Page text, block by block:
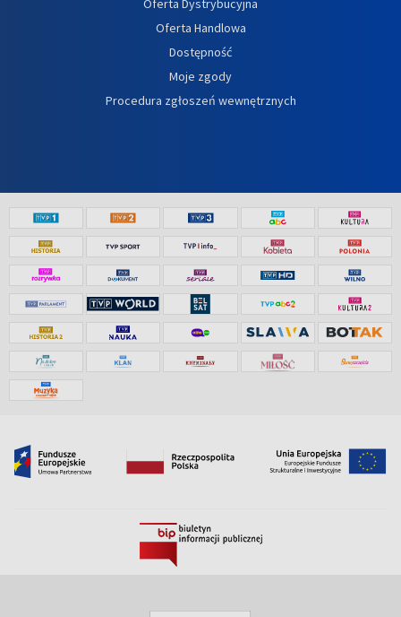
Oferta Dystrybucyjna
Oferta Handlowa
Dostępność
Moje zgody
Procedura zgłoszeń wewnętrznych